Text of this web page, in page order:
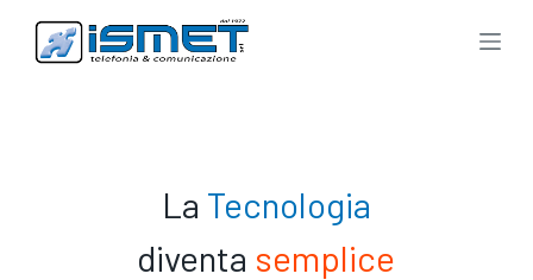
La Tecnologia
diventa semplice